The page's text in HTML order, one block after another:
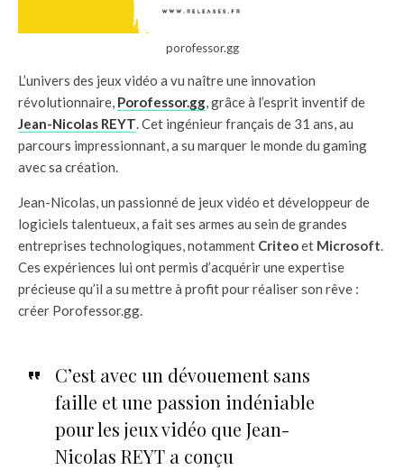
porofessor.gg
L’univers des jeux vidéo a vu naître une innovation
révolutionnaire, Porofessor.gg, grâce à l’esprit inventif de
Jean-Nicolas REYT. Cet ingénieur français de 31 ans, au
parcours impressionnant, a su marquer le monde du gaming
avec sa création.
Jean-Nicolas, un passionné de jeux vidéo et développeur de
logiciels talentueux, a fait ses armes au sein de grandes
entreprises technologiques, notamment Criteoet Microsoft.
Ces expériences lui ont permis d’acquérir une expertise
précieuse qu’il a su mettre à profit pour réaliser son rêve :
créer Porofessor.gg.
C’est avec un dévouement sans
faille et une passion indéniable
pour les jeux vidéo que Jean-
Nicolas REYT a conçu